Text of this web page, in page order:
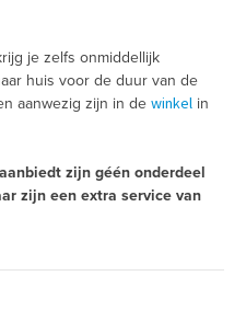
je zelfs onmiddellijk
huis voor de duur van de
aanwezig zijn in de winkel in
zijn géén onderdeel
zijn een extra service van